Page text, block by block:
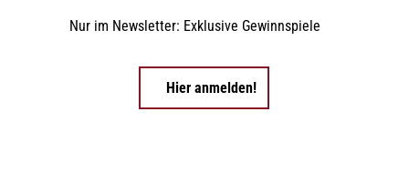
Nur im Newsletter: Exklusive Gewinnspiele
Hier anmelden!